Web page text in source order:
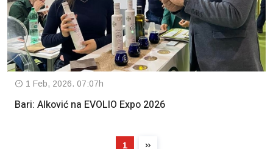
1 Feb, 2026. 07:07h
Bari: Alković na EVOLIO Expo 2026
1